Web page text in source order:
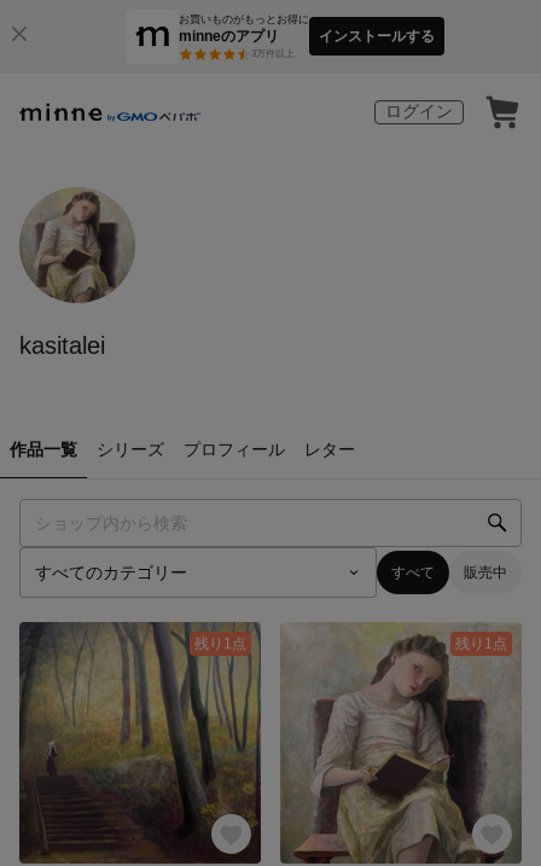
お買いものがもっとお得に
minneのアプリ
3万件以上
インストールする
ログイン
kasitalei
作品一覧 シリーズ プロフィール レター
すべて 販売中
残り1点 残り1点